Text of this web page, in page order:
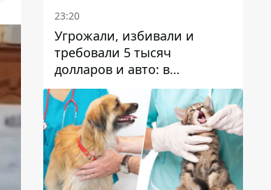
23:20
Угрожали, избивали и
требовали 5 тысяч
долларов и авто: в
Павлограде задержали двух
мужчин